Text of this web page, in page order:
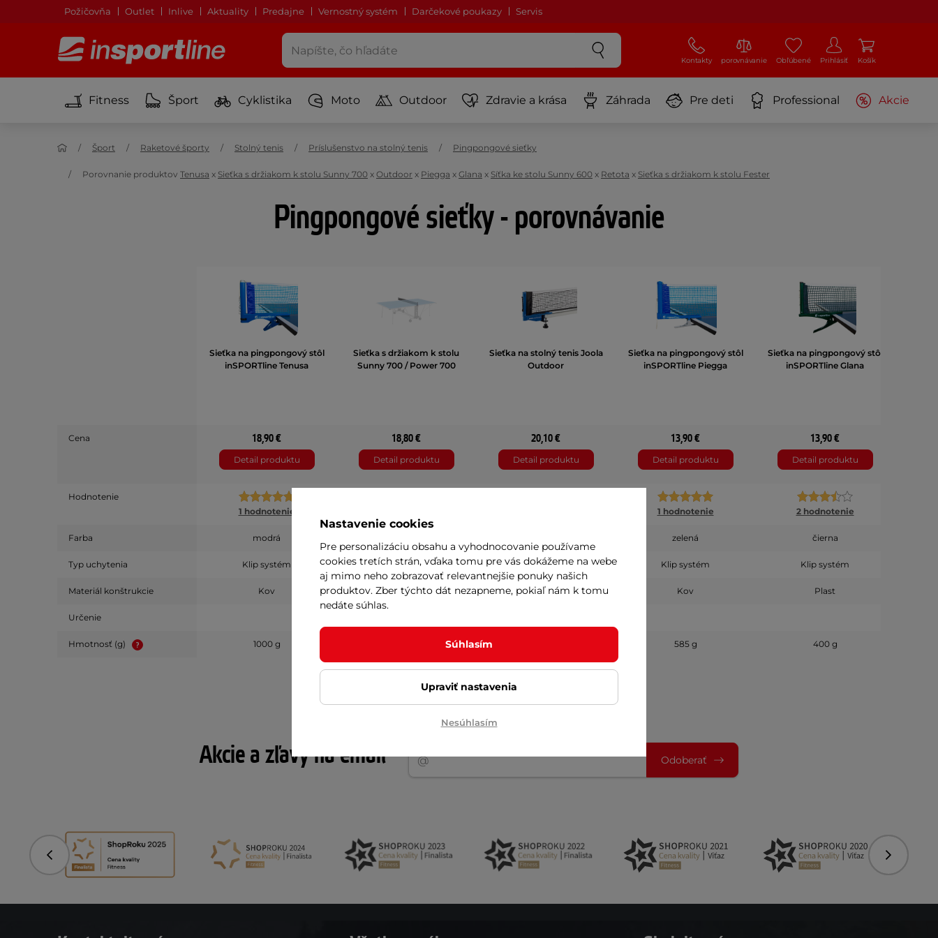
Požičovňa Outlet Inlive Aktuality Predajne Vernostný systém Darčekové poukazy Servis
Kontakty porovnávanie Obľúbené Prihlásiť Košík
Fitness Šport Cyklistika Moto Outdoor Zdravie a krása Záhrada Pre deti Professional Akcie
Šport Raketové športy Stolný tenis Príslušenstvo na stolný tenis Pingpongové sieťky
Porovnanie produktov Tenusa x Sieťka s držiakom k stolu Sunny 700 x Outdoor x Piegga x Glana x Síťka ke stolu Sunny 600 x Retota x Sieťka s držiakom k stolu Fester
Pingpongové sieťky - porovnávanie
Sieťka na pingpongový stôl
inSPORTline Tenusa
Sieťka s držiakom k stolu
Sunny 700 / Power 700
Sieťka na stolný tenis Joola
Outdoor
Sieťka na pingpongový stôl
inSPORTline Piegga
Sieťka na pingpongový stôl
inSPORTline Glana
Cena 18,90 €
Detail produktu
18,80 €
Detail produktu
20,10 €
Detail produktu
13,90 €
Detail produktu
13,90 €
Detail produktu
Hodnotenie
1 hodnotenie
1 hodnotenie 2 hodnotenie
Farba modrá zelená čierna
Typ uchytenia Klip systém Skrutkovací systém Klip systém Klip systém Klip systém
Materiál konštrukcie Kov Plast Kov Kov Plast
Určenie
Hmotnosť (g) 1000 g 585 g 400 g
Akcie a zľavy na email Odoberať
Predchádzajúci
Nastavenie cookies
Pre personalizáciu obsahu a vyhodnocovanie používame
cookies tretích strán, vďaka tomu pre vás dokážeme na webe
aj mimo neho zobrazovať relevantnejšie ponuky našich
produktov. Zber týchto dát nezapneme, pokiaľ nám k tomu
nedáte súhlas.
Súhlasím
Upraviť nastavenia
Nesúhlasím